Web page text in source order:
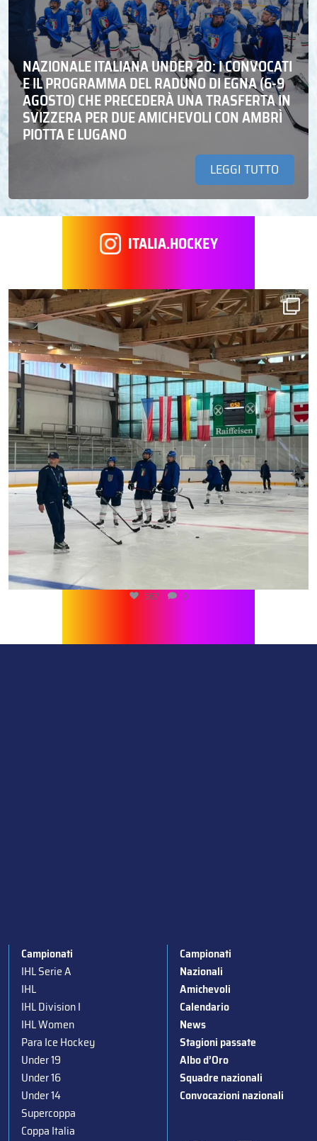
NAZIONALE ITALIANA UNDER 20: I CONVOCATI
E IL PROGRAMMA DEL RADUNO DI EGNA (6-9
AGOSTO) CHE PRECEDERÀ UNA TRASFERTA IN
SVIZZERA PER DUE AMICHEVOLI CON AMBRÌ
PIOTTA E LUGANO
LEGGI TUTTO
ITALIA.HOCKEY
510 0
Campionati
IHL Serie A
IHL
IHL Division I
IHL Women
Para Ice Hockey
Under 19
Under 16
Under 14
Supercoppa
Coppa Italia
Campionati
Nazionali
Amichevoli
Calendario
News
Stagioni passate
Albo d’Oro
Squadre nazionali
Convocazioni nazionali